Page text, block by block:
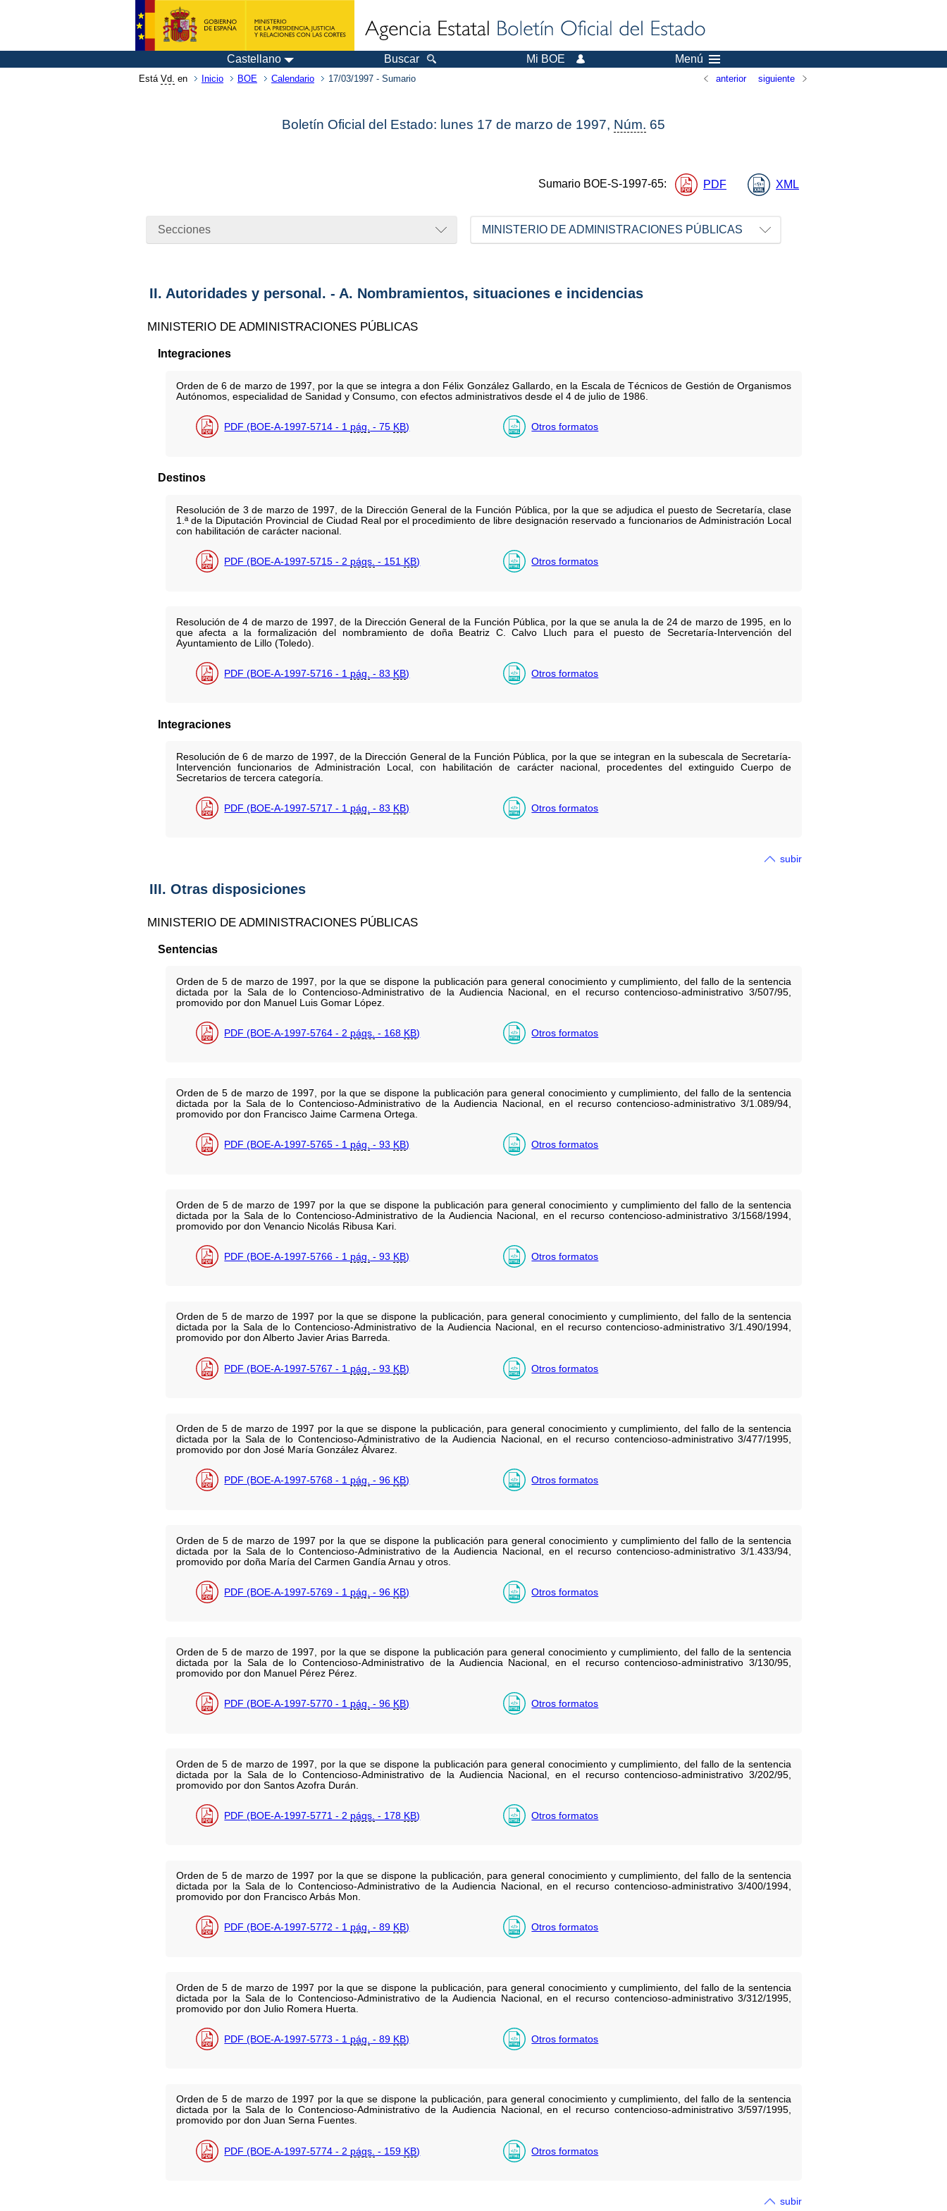
Castellano Buscar Mi BOE Menú
Está Vd. en Inicio BOE Calendario 17/03/1997 - Sumario anterior siguiente
Boletín Oficial del Estado: lunes 17 de marzo de 1997, Núm. 65
Sumario BOE-S-1997-65: PDF XML
Secciones MINISTERIO DE ADMINISTRACIONES PÚBLICAS
II. Autoridades y personal. - A. Nombramientos, situaciones e incidencias
MINISTERIO DE ADMINISTRACIONES PÚBLICAS
Integraciones
Orden de 6 de marzo de 1997, por la que se integra a don Félix González Gallardo, en la Escala de Técnicos de Gestión de Organismos
Autónomos, especialidad de Sanidad y Consumo, con efectos administrativos desde el 4 de julio de 1986.
PDF (BOE-A-1997-5714 - 1 pág. - 75 KB) Otros formatos
Destinos
Resolución de 3 de marzo de 1997, de la Dirección General de la Función Pública, por la que se adjudica el puesto de Secretaría, clase
1.ª de la Diputación Provincial de Ciudad Real por el procedimiento de libre designación reservado a funcionarios de Administración Local
con habilitación de carácter nacional.
PDF (BOE-A-1997-5715 - 2 págs. - 151 KB) Otros formatos
Resolución de 4 de marzo de 1997, de la Dirección General de la Función Pública, por la que se anula la de 24 de marzo de 1995, en lo
que afecta a la formalización del nombramiento de doña Beatriz C. Calvo Lluch para el puesto de Secretaría-Intervención del
Ayuntamiento de Lillo (Toledo).
PDF (BOE-A-1997-5716 - 1 pág. - 83 KB) Otros formatos
Integraciones
Resolución de 6 de marzo de 1997, de la Dirección General de la Función Pública, por la que se integran en la subescala de Secretaría-
Intervención funcionarios de Administración Local, con habilitación de carácter nacional, procedentes del extinguido Cuerpo de
Secretarios de tercera categoría.
PDF (BOE-A-1997-5717 - 1 pág. - 83 KB) Otros formatos
subir
III. Otras disposiciones
MINISTERIO DE ADMINISTRACIONES PÚBLICAS
Sentencias
Orden de 5 de marzo de 1997, por la que se dispone la publicación para general conocimiento y cumplimiento, del fallo de la sentencia
dictada por la Sala de lo Contencioso-Administrativo de la Audiencia Nacional, en el recurso contencioso-administrativo 3/507/95,
promovido por don Manuel Luis Gomar López.
PDF (BOE-A-1997-5764 - 2 págs. - 168 KB) Otros formatos
Orden de 5 de marzo de 1997, por la que se dispone la publicación para general conocimiento y cumplimiento, del fallo de la sentencia
dictada por la Sala de lo Contencioso-Administrativo de la Audiencia Nacional, en el recurso contencioso-administrativo 3/1.089/94,
promovido por don Francisco Jaime Carmena Ortega.
PDF (BOE-A-1997-5765 - 1 pág. - 93 KB) Otros formatos
Orden de 5 de marzo de 1997 por la que se dispone la publicación para general conocimiento y cumplimiento del fallo de la sentencia
dictada por la Sala de lo Contencioso-Administrativo de la Audiencia Nacional, en el recurso contencioso-administrativo 3/1568/1994,
promovido por don Venancio Nicolás Ribusa Kari.
PDF (BOE-A-1997-5766 - 1 pág. - 93 KB) Otros formatos
Orden de 5 de marzo de 1997 por la que se dispone la publicación, para general conocimiento y cumplimiento, del fallo de la sentencia
dictada por la Sala de lo Contencioso-Administrativo de la Audiencia Nacional, en el recurso contencioso-administrativo 3/1.490/1994,
promovido por don Alberto Javier Arias Barreda.
PDF (BOE-A-1997-5767 - 1 pág. - 93 KB) Otros formatos
Orden de 5 de marzo de 1997 por la que se dispone la publicación, para general conocimiento y cumplimiento, del fallo de la sentencia
dictada por la Sala de lo Contencioso-Administrativo de la Audiencia Nacional, en el recurso contencioso-administrativo 3/477/1995,
promovido por don José María González Álvarez.
PDF (BOE-A-1997-5768 - 1 pág. - 96 KB) Otros formatos
Orden de 5 de marzo de 1997 por la que se dispone la publicación para general conocimiento y cumplimiento del fallo de la sentencia
dictada por la Sala de lo Contencioso-Administrativo de la Audiencia Nacional, en el recurso contencioso-administrativo 3/1.433/94,
promovido por doña María del Carmen Gandía Arnau y otros.
PDF (BOE-A-1997-5769 - 1 pág. - 96 KB) Otros formatos
Orden de 5 de marzo de 1997, por la que se dispone la publicación para general conocimiento y cumplimiento, del fallo de la sentencia
dictada por la Sala de lo Contencioso-Administrativo de la Audiencia Nacional, en el recurso contencioso-administrativo 3/130/95,
promovido por don Manuel Pérez Pérez.
PDF (BOE-A-1997-5770 - 1 pág. - 96 KB) Otros formatos
Orden de 5 de marzo de 1997, por la que se dispone la publicación para general conocimiento y cumplimiento, del fallo de la sentencia
dictada por la Sala de lo Contencioso-Administrativo de la Audiencia Nacional, en el recurso contencioso-administrativo 3/202/95,
promovido por don Santos Azofra Durán.
PDF (BOE-A-1997-5771 - 2 págs. - 178 KB) Otros formatos
Orden de 5 de marzo de 1997 por la que se dispone la publicación, para general conocimiento y cumplimiento, del fallo de la sentencia
dictada por la Sala de lo Contencioso-Administrativo de la Audiencia Nacional, en el recurso contencioso-administrativo 3/400/1994,
promovido por don Francisco Arbás Mon.
PDF (BOE-A-1997-5772 - 1 pág. - 89 KB) Otros formatos
Orden de 5 de marzo de 1997 por la que se dispone la publicación, para general conocimiento y cumplimiento, del fallo de la sentencia
dictada por la Sala de lo Contencioso-Administrativo de la Audiencia Nacional, en el recurso contencioso-administrativo 3/312/1995,
promovido por don Julio Romera Huerta.
PDF (BOE-A-1997-5773 - 1 pág. - 89 KB) Otros formatos
Orden de 5 de marzo de 1997 por la que se dispone la publicación, para general conocimiento y cumplimiento, del fallo de la sentencia
dictada por la Sala de lo Contencioso-Administrativo de la Audiencia Nacional, en el recurso contencioso-administrativo 3/597/1995,
promovido por don Juan Serna Fuentes.
PDF (BOE-A-1997-5774 - 2 págs. - 159 KB) Otros formatos
subir